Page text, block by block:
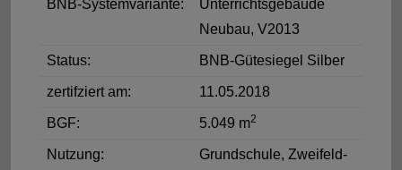
BNB-Systemvariante:
Unterrichtsgebäude
Neubau, V2013
Status: BNB-Gütesiegel Silber
zertifziert am: 11.05.2018
BGF: 5.049 m2
Nutzung:
Grundschule, Zweifeld-